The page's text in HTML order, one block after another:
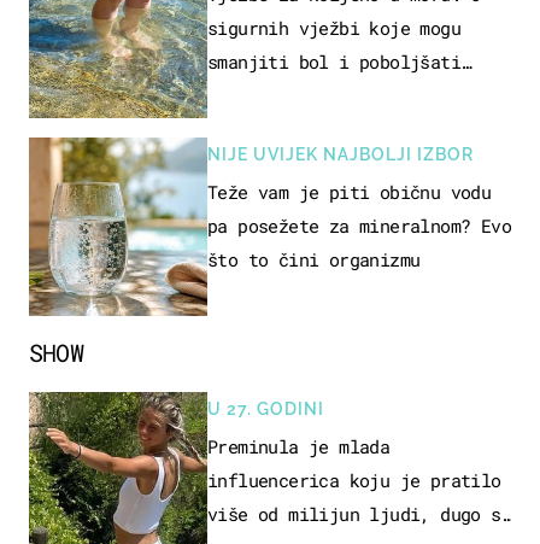
SHOW
U 27. GODINI
Preminula je mlada
influencerica koju je pratilo
više od milijun ljudi, dugo se
sigurnih vježbi koje mogu
smanjiti bol i poboljšati
NIJE UVIJEK NAJBOLJI IZBOR
Teže vam je piti običnu vodu
pa posežete za mineralnom? Evo
što to čini organizmu